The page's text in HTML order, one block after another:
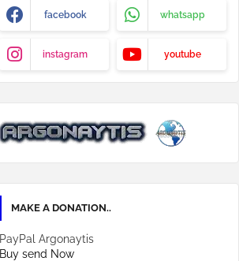
facebook whatsapp
instagram youtube
MAKE A DONATION..
PayPal Argonaytis
Buy send Now